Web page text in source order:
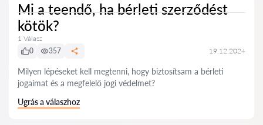
Mi a teendő, ha bérleti szerződést
kötök?
1 Válasz
0
357 19.12.2024
Milyen lépéseket kell megtenni, hogy biztosítsam a bérleti
jogaimat és a megfelelő jogi védelmet?
Ugrás a válaszhoz